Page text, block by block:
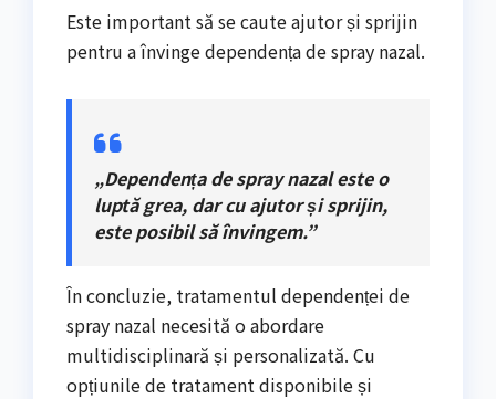
Este important să se caute ajutor și sprijin
pentru a învinge dependența de spray nazal.
„Dependența de spray nazal este o
luptă grea, dar cu ajutor și sprijin,
este posibil să învingem.”
În concluzie, tratamentul dependenței de
spray nazal necesită o abordare
multidisciplinară și personalizată. Cu
opțiunile de tratament disponibile și